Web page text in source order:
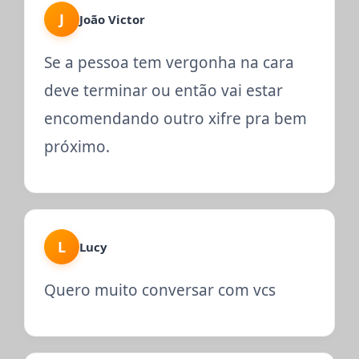
J João Victor
Se a pessoa tem vergonha na cara
deve terminar ou então vai estar
encomendando outro xifre pra bem
próximo.
L Lucy
Quero muito conversar com vcs